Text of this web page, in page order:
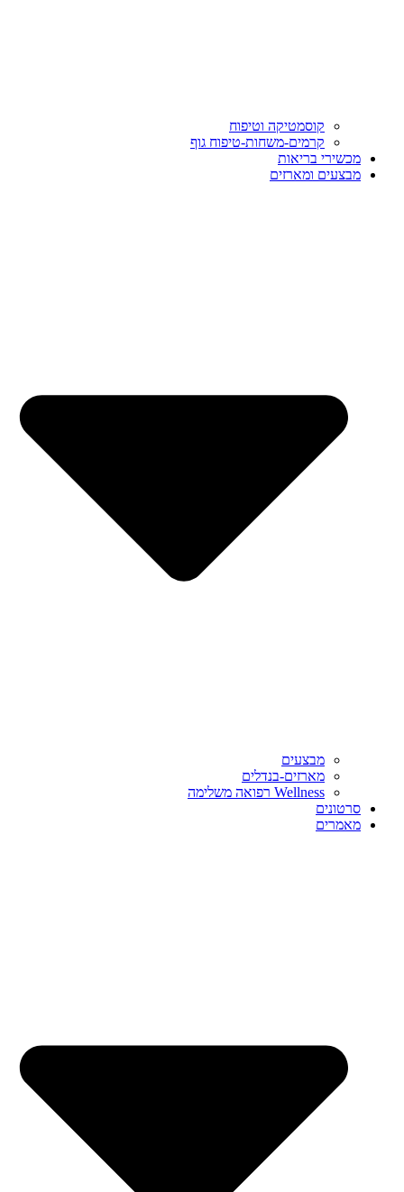
קוסמטיקה וטיפוח
קרמים-משחות-טיפוח גוף
מכשירי בריאות
מבצעים ומארזים
מבצעים
מארזים-בנדלים
Wellness רפואה משלימה
סרטונים
מאמרים